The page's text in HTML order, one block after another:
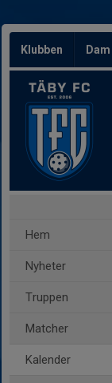
Klubben Dam
Hem
Nyheter
Truppen
Matcher
Kalender